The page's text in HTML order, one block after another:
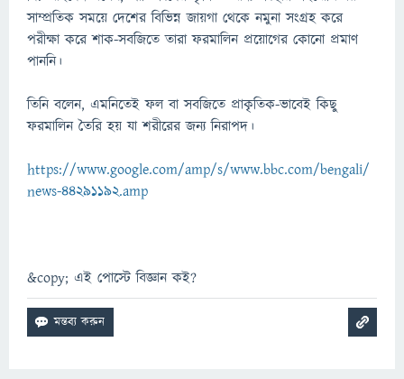
সাম্প্রতিক সময়ে দেশের বিভিন্ন জায়গা থেকে নমুনা সংগ্রহ করে
পরীক্ষা করে শাক-সবজিতে তারা ফরমালিন প্রয়োগের কোনো প্রমাণ
পাননি।
তিনি বলেন, এমনিতেই ফল বা সবজিতে প্রাকৃতিক-ভাবেই কিছু
ফরমালিন তৈরি হয় যা শরীরের জন্য নিরাপদ।
https://www.google.com/amp/s/www.bbc.com/bengali/
news-44291192.amp
&copy; এই পোস্টে বিজ্ঞান কই?